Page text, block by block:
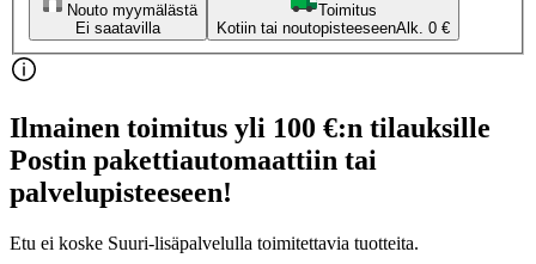
Nouto myymälästä
Ei saatavilla
Toimitus
Kotiin tai noutopisteeseenAlk. 0 €
Ilmainen toimitus yli 100 €:n tilauksille
Postin pakettiautomaattiin tai
palvelupisteeseen!
Etu ei koske Suuri‑lisäpalvelulla toimitettavia tuotteita.